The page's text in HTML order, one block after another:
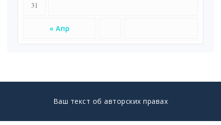
« Апр
31
Ваш текст об авторских правах